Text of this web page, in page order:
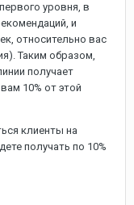
уровня, в
и
относительно вас
Таким образом,
получает
10% от этой
клиенты на
получать по 10%